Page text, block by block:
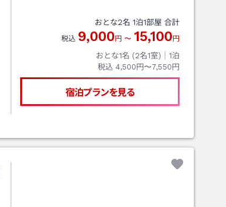
おとな2名 1泊1部屋 合計
税込 9,000 円 〜 15,100 円
おとな1名 (2名1室)｜ 1泊
税込 4,500円〜7,550円
宿泊プランを見る